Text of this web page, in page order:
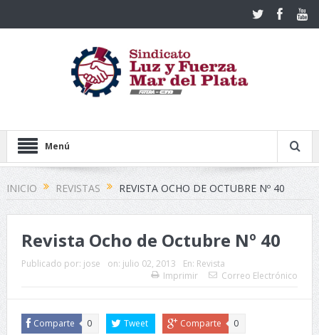
Menú
INICIO REVISTAS REVISTA OCHO DE OCTUBRE Nº 40
Revista Ocho de Octubre Nº 40
Publicado por: jose on: julio 02, 2013 En: Revista
Imprimir
Correo Electrónico
Comparte 0 Tweet Comparte 0